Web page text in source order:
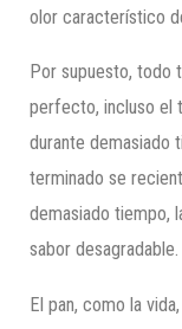
olor característico
Por supuesto, todo
perfecto, incluso el
durante demasiado
terminado se
demasiado tiempo,
sabor
El pan, como la